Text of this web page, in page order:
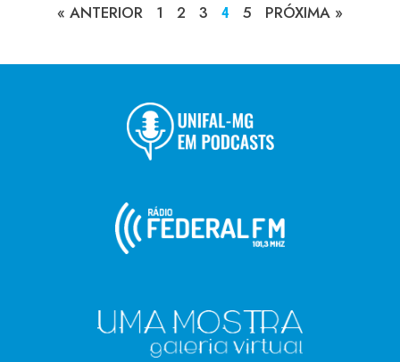
« ANTERIOR 1 2 3 4 5 PRÓXIMA »